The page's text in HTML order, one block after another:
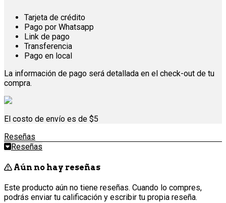
Tarjeta de crédito
Pago por Whatsapp
Link de pago
Transferencia
Pago en local
La información de pago será detallada en el check-out de tu
compra.
El costo de envío es de $5
Reseñas
Reseñas
Aún no hay reseñas
Este producto aún no tiene reseñas. Cuando lo compres,
podrás enviar tu calificación y escribir tu propia reseña.